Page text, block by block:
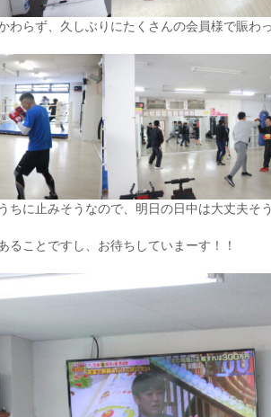
わらず、久しぶりにたくさんの会員様で賑わ
ちに止みそうなので、明日の日中は大丈夫そ
ることですし、お待ちしていまーす！！